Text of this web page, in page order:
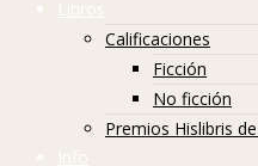
Libros
Calificaciones
Ficción
No ficción
Premios Hislibris
Info